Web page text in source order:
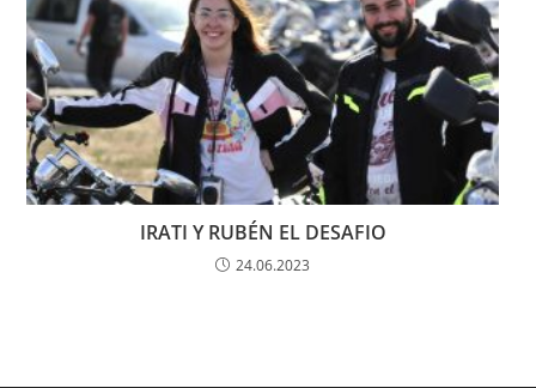
IRATI Y RUBÉN EL DESAFIO
24.06.2023